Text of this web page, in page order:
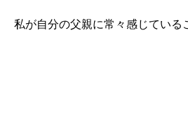
私が自分の父親に常々感じている